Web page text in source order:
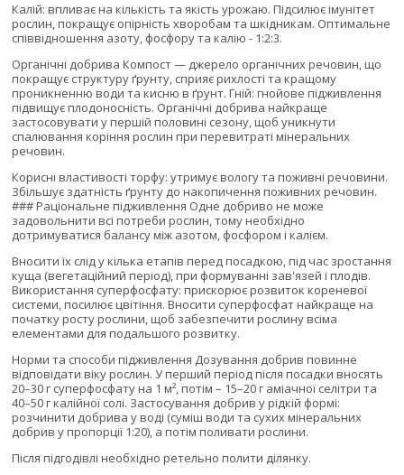
Калій: впливає на кількість та якість урожаю. Підсилює імунітет
рослин, покращує опірність хворобам та шкідникам. Оптимальне
співвідношення азоту, фосфору та калію - 1:2:3.
Органічні добрива Компост — джерело органічних речовин, що
покращує структуру ґрунту, сприяє рихлості та кращому
проникненню води та кисню в ґрунт. Гній: гнойове підживлення
підвищує плодоносність. Органічні добрива найкраще
застосовувати у першій половині сезону, щоб уникнути
спалювання коріння рослин при перевитраті мінеральних
речовин.
Корисні властивості торфу: утримує вологу та поживні речовини.
Збільшує здатність ґрунту до накопичення поживних речовин.
### Раціональне підживлення Одне добриво не може
задовольнити всі потреби рослин, тому необхідно
дотримуватися балансу між азотом, фосфором і калієм.
Вносити їх слід у кілька етапів перед посадкою, під час зростання
куща (вегетаційний період), при формуванні зав'язей і плодів.
Використання суперфосфату: прискорює розвиток кореневої
системи, посилює цвітіння. Вносити суперфосфат найкраще на
початку росту рослини, щоб забезпечити рослину всіма
елементами для подальшого розвитку.
Норми та способи підживлення Дозування добрив повинне
відповідати віку рослин. У перший період після посадки вносять
20–30 г суперфосфату на 1 м², потім – 15–20 г аміачної селітри та
40–50 г калійної солі. Застосування добрив у рідкій формі:
розчинити добрива у воді (суміш води та сухих мінеральних
добрив у пропорції 1:20), а потім поливати рослини.
Після підгодівлі необхідно ретельно полити ділянку.